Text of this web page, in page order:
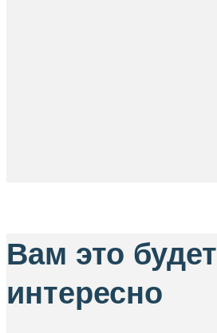
Вам это будет
интересно